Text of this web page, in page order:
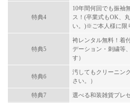
特典4
10年間何回でも振袖
ス！(卒業式もOK、
い。)※ご本人様に限
特典5
袴レンタル無料！着
デーション・刺繍等
す）
特典6
汚してもクリーニン
さい。）
特典7 選べる和装雑貨プレ